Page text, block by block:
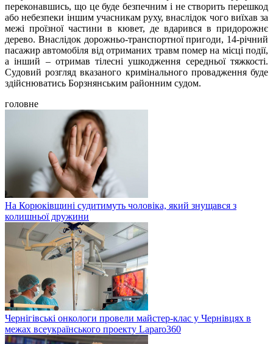
переконавшись, що це буде безпечним і не створить перешкод
або небезпеки іншим учасникам руху, внаслідок чого виїхав за
межі проїзної частини в кювет, де вдарився в придорожнє
дерево. Внаслідок дорожньо-транспортної пригоди, 14-річний
пасажир автомобіля від отриманих травм помер на місці події,
а інший – отримав тілесні ушкодження середньої тяжкості.
Судовий розгляд вказаного кримінального провадження буде
здійснюватись Борзнянським районним судом.
головне
На Корюківщині судитимуть чоловіка, який знущався з
колишньої дружини
Чернігівські онкологи провели майстер-клас у Чернівцях в
межах всеукраїнського проекту Laparo360